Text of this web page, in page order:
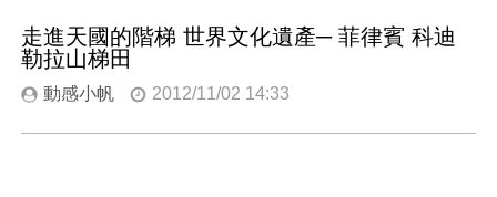
走進天國的階梯 世界文化遺產─ 菲律賓 科迪
勒拉山梯田
動感小帆 2012/11/02 14:33